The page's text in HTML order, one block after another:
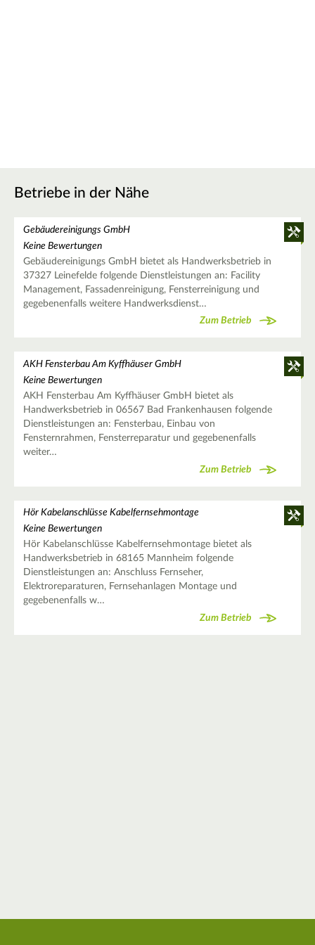
Betriebe in der Nähe
Gebäudereinigungs GmbH
Keine Bewertungen
Gebäudereinigungs GmbH bietet als Handwerksbetrieb in
37327 Leinefelde folgende Dienstleistungen an: Facility
Management, Fassadenreinigung, Fensterreinigung und
gegebenenfalls weitere Handwerksdienst…
Zum Betrieb
AKH Fensterbau Am Kyffhäuser GmbH
Keine Bewertungen
AKH Fensterbau Am Kyffhäuser GmbH bietet als
Handwerksbetrieb in 06567 Bad Frankenhausen folgende
Dienstleistungen an: Fensterbau, Einbau von
Fensternrahmen, Fensterreparatur und gegebenenfalls
weiter…
Zum Betrieb
Hör Kabelanschlüsse Kabelfernsehmontage
Keine Bewertungen
Hör Kabelanschlüsse Kabelfernsehmontage bietet als
Handwerksbetrieb in 68165 Mannheim folgende
Dienstleistungen an: Anschluss Fernseher,
Elektroreparaturen, Fernsehanlagen Montage und
gegebenenfalls w…
Zum Betrieb